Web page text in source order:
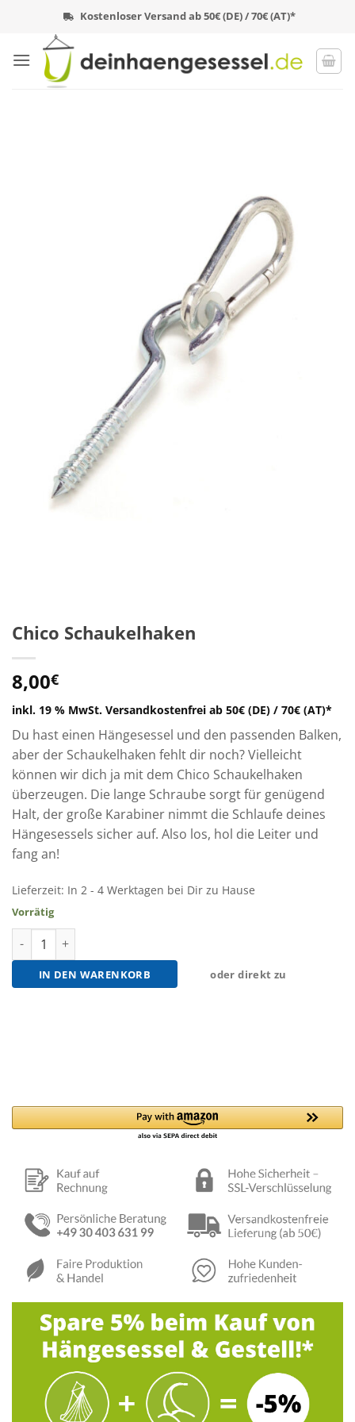
springen
Kostenloser Versand ab 50€ (DE) / 70€ (AT)*
Chico Schaukelhaken
8,00€
inkl. 19 % MwSt. Versandkostenfrei ab 50€ (DE) / 70€ (AT)*
Du hast einen Hängesessel und den passenden Balken,
aber der Schaukelhaken fehlt dir noch? Vielleicht
können wir dich ja mit dem Chico Schaukelhaken
überzeugen. Die lange Schraube sorgt für genügend
Halt, der große Karabiner nimmt die Schlaufe deines
Hängesessels sicher auf. Also los, hol die Leiter und
fang an!
Lieferzeit: In 2 - 4 Werktagen bei Dir zu Hause
Vorrätig
Chico Schaukelhaken Menge
IN DEN WARENKORB